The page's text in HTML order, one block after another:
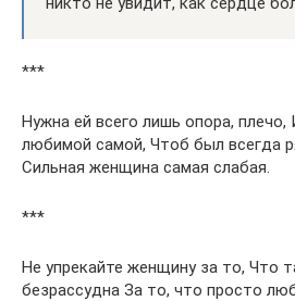
***
Нужна ей всего лишь опора,
любимой самой, Чтоб был всегда
Сильная женщина самая слабая.
***
Не упрекайте женщину за то, Что
безрассудна За то, что просто